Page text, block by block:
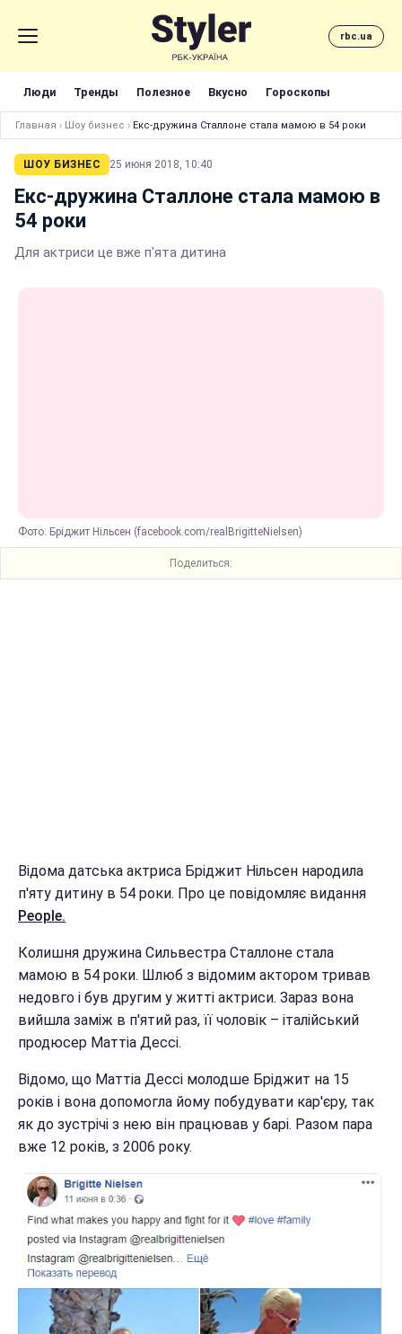
rbc.ua
Люди Тренды Полезное Вкусно Гороскопы
Главная › Шоу бизнес › Екс-дружина Сталлоне стала мамою в 54 роки
ШОУ БИЗНЕС 25 июня 2018, 10:40
Екс-дружина Сталлоне стала мамою в
54 роки
Для актриси це вже п'ята дитина
Фото: Бріджит Нільсен (facebook.com/realBrigitteNielsen)
Поделиться:
Відома датська актриса Бріджит Нільсен народила
п'яту дитину в 54 роки. Про це повідомляє видання
People.
Колишня дружина Сильвестра Сталлоне стала
мамою в 54 роки. Шлюб з відомим актором тривав
недовго і був другим у житті актриси. Зараз вона
вийшла заміж в п'ятий раз, її чоловік – італійський
продюсер Маттіа Дессі.
Відомо, що Маттіа Дессі молодше Бріджит на 15
років і вона допомогла йому побудувати кар'єру, так
як до зустрічі з нею він працював у барі. Разом пара
вже 12 років, з 2006 року.